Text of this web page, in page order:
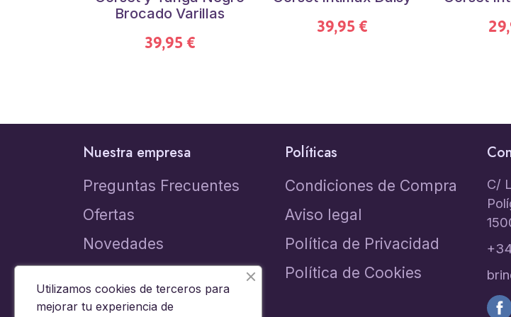
Brocado Varillas
39,95 €
39,95 €
Nuestra empresa
Preguntas Frecuentes
Ofertas
Novedades
Contacta con nosotros
Políticas
Condiciones de Compra
Aviso legal
Política de Privacidad
Política de Cookies
C/
Utilizamos cookies de terceros para
mejorar tu experiencia de